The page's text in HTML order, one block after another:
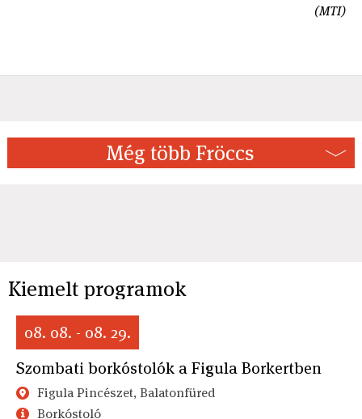
(MTI)
Még több Fröccs
Kiemelt programok
08. 08. - 08. 29.
Szombati borkóstolók a Figula Borkertben
Figula Pincészet, Balatonfüred
Borkóstoló